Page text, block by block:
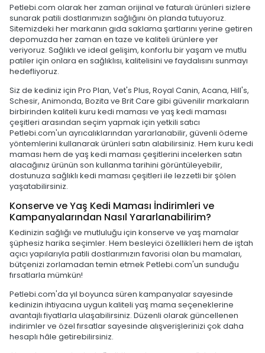
Petlebi.com olarak her zaman orijinal ve faturalı ürünleri sizlere
sunarak patili dostlarımızın sağlığını ön planda tutuyoruz.
Sitemizdeki her markanın gıda saklama şartlarını yerine getiren
depomuzda her zaman en taze ve kaliteli ürünlere yer
veriyoruz. Sağlıklı ve ideal gelişim, konforlu bir yaşam ve mutlu
patiler için onlara en sağlıklısı, kalitelisini ve faydalısını sunmayı
hedefliyoruz.
Siz de kediniz için Pro Plan, Vet's Plus, Royal Canin, Acana, Hill's,
Schesir, Animonda, Bozita ve Brit Care gibi güvenilir markaların
birbirinden kaliteli kuru kedi maması ve yaş kedi maması
çeşitleri arasından seçim yapmak için yetkili satıcı
Petlebi.com'un ayrıcalıklarından yararlanabilir, güvenli ödeme
yöntemlerini kullanarak ürünleri satın alabilirsiniz. Hem kuru kedi
maması hem de yaş kedi maması çeşitlerini incelerken satın
alacağınız ürünün son kullanma tarihini görüntüleyebilir,
dostunuza sağlıklı kedi maması çeşitleri ile lezzetli bir şölen
yaşatabilirsiniz.
Konserve ve Yaş Kedi Maması İndirimleri ve
Kampanyalarından Nasıl Yararlanabilirim?
Kedinizin sağlığı ve mutluluğu için konserve ve yaş mamalar
şüphesiz harika seçimler. Hem besleyici özellikleri hem de iştah
açıcı yapılarıyla patili dostlarımızın favorisi olan bu mamaları,
bütçenizi zorlamadan temin etmek Petlebi.com'un sunduğu
fırsatlarla mümkün!
Petlebi.com'da yıl boyunca süren kampanyalar sayesinde
kedinizin ihtiyacına uygun kaliteli yaş mama seçeneklerine
avantajlı fiyatlarla ulaşabilirsiniz. Düzenli olarak güncellenen
indirimler ve özel fırsatlar sayesinde alışverişlerinizi çok daha
hesaplı hâle getirebilirsiniz.